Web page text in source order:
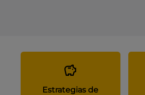
Estrategias de